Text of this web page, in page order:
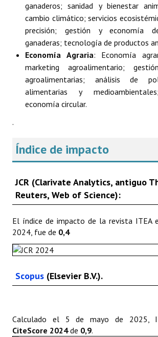
ganaderos; sanidad y bienestar
cambio climático; servicios
precisión; gestión y economía
ganaderas; tecnología de productos
Economía Agraria: Economía
marketing agroalimentario;
agroalimentarias; análisis de
alimentarias y
economía circular.
.
Índice de impacto
JCR (Clarivate Analytics, antiguo
Reuters, Web of Science):
El índice de impacto de la revista ITEA
2024, fue de 0,4
Scopus (Elsevier B.V.).
Calculado el 5 de mayo de 2025,
CiteScore 2024de 0,9.